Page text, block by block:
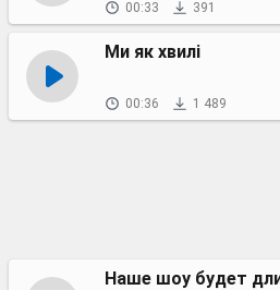
00:33 391
Ми як хвилі
00:36 1 489
Наше шоу будет